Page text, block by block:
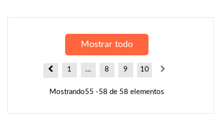
Mostrar todo
1 ... 8 9 10
Mostrando55 -58 de 58 elementos